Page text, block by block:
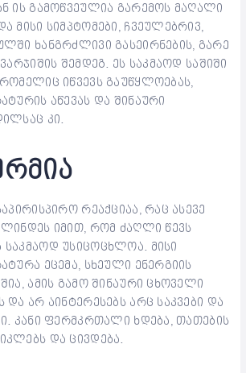
ის გამოწვეულია გარემოს მაღალი
მისი სიმპტომები, ჩვეულებრივ,
ხანგრძლივი გასეირნების, გარე
შემდეგ. ეს საკმაოდ საშიში
იწვევს გაუწყლოებას,
აწევას და შინაური
კი.
რეაქციაა, რაც ასევე
იმით, რომ ძაღლი წევს
უსიცოცხლოა. მისი
ეცემა, სხეული ენერგიის
ამის გამო შინაური ცხოველი
არ აინტერესებს არც საკვები და
კანი ფერმკრთალი ხდება, თათების
და ცივდება.